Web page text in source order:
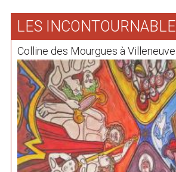
LES
Colline des Mourgues à